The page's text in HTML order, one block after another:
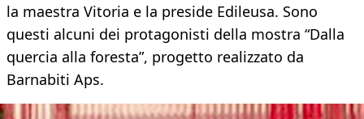
la maestra Vitoria e la preside Edileusa. Sono
questi alcuni dei protagonisti della mostra “Dalla
quercia alla foresta”, progetto realizzato da
Barnabiti Aps.